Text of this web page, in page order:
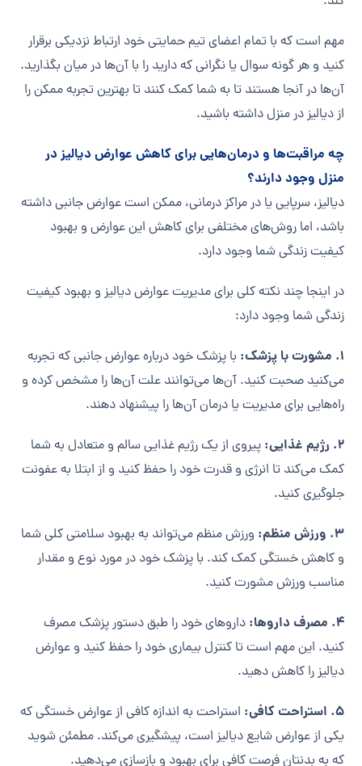
مهم است که با تمام اعضای تیم حمایتی خود ارتباط نزدیکی برقرار
کنید و هر گونه سوال یا نگرانی که دارید را با آن‌ها در میان بگذارید.
آن‌ها در آنجا هستند تا به شما کمک کنند تا بهترین تجربه ممکن را
از دیالیز در منزل داشته باشید.
چه مراقبت‌ها و درمان‌هایی برای کاهش عوارض دیالیز در
منزل وجود دارند؟
دیالیز، سرپایی یا در مراکز درمانی، ممکن است عوارض جانبی داشته
باشد، اما روش‌های مختلفی برای کاهش این عوارض و بهبود
کیفیت زندگی شما وجود دارد.
در اینجا چند نکته کلی برای مدیریت عوارض دیالیز و بهبود کیفیت
زندگی شما وجود دارد:
1. مشورت با پزشک:
با پزشک خود درباره عوارض جانبی که تجربه
می‌کنید صحبت کنید. آن‌ها می‌توانند علت آن‌ها را مشخص کرده و
راه‌هایی برای مدیریت یا درمان آن‌ها را پیشنهاد دهند.
2. رژیم غذایی:
پیروی از یک رژیم غذایی سالم و متعادل به شما
کمک می‌کند تا انرژی و قدرت خود را حفظ کنید و از ابتلا به عفونت
جلوگیری کنید.
3. ورزش منظم:
ورزش منظم می‌تواند به بهبود سلامتی کلی شما
و کاهش خستگی کمک کند. با پزشک خود در مورد نوع و مقدار
مناسب ورزش مشورت کنید.
4. مصرف داروها:
داروهای خود را طبق دستور پزشک مصرف
کنید. این مهم است تا کنترل بیماری خود را حفظ کنید و عوارض
دیالیز را کاهش دهید.
5. استراحت کافی:
استراحت به اندازه کافی از عوارض خستگی که
یکی از عوارض شایع دیالیز است، پیشگیری می‌کند. مطمئن شوید
که به بدنتان فرصت کافی برای بهبود و بازسازی می‌دهید.